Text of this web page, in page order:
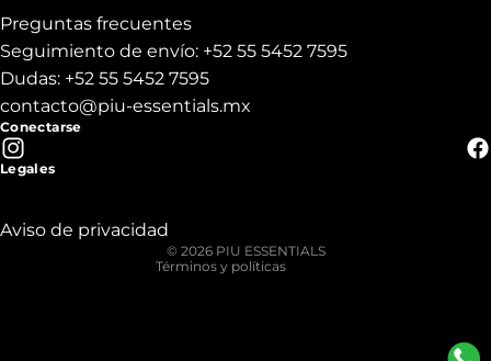
Preguntas frecuentes
Seguimiento de envío: +52 55 5452 7595
Dudas: +52 55 5452 7595
contacto@piu-essentials.mx
Conectarse
Legales
Aviso de privacidad
© 2026 PIU ESSENTIALS
Términos y políticas
Términos del servicio